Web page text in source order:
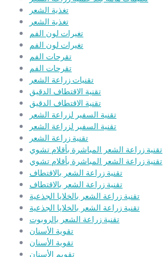
تغذية الشعر
تغذية الشعر
تغيرات لون الفم
تغيرات لون الفم
تقرحات الفم
تقرحات الفم
تقنيات زراعة الشعر
تقنية الاقتطاف الدقيق
تقنية الاقتطاف الدقيق
تقنية السفير لزراعة الشعر
تقنية السفير لزراعة الشعر
تقنية زراعة الشعر
تقنية زراعة الشعر المباشرة بأقلام تشوي
تقنية زراعة الشعر المباشرة بأقلام تشوي
تقنية زراعة الشعر بالاقتطاف
تقنية زراعة الشعر بالاقتطاف
تقنية زراعة الشعر بالخلايا الجذعية
تقنية زراعة الشعر بالخلايا الجذعية
تقنية زراعة الشعر بالروبوت
تقوية الأسنان
تقوية الأسنان
تقويم الأسنان